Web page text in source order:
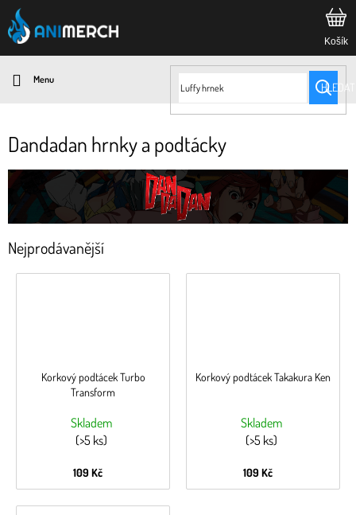
Přejít
na
obsah
HLEDAT
Dandadan hrnky a podtácky
Nejprodávanější
Korkový podtácek Turbo
Transform
Skladem
(>5 ks)
109 Kč
Korkový podtácek Takakura Ken
Skladem
(>5 ks)
109 Kč